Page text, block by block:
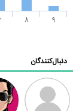
8 9
دنبال‌کنندگان